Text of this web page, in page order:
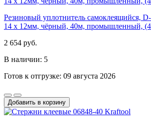
Резиновый уплотнитель самоклеящийся,
14 х 12мм, чёрный, 40м, промышленный,
2 654 руб.
В наличии: 5
Готов к отгрузке: 09 августа 2026
Добавить в корзину